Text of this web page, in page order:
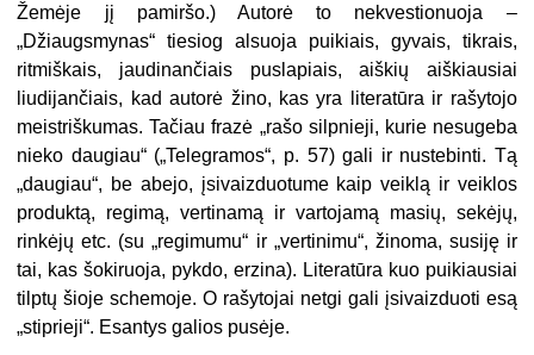
Žemėje jį pamiršo.) Autorė to nekvestionuoja –
„Džiaugsmynas“ tiesiog alsuoja puikiais, gyvais, tikrais,
ritmiškais, jaudinančiais puslapiais, aiškių aiškiausiai
liudijančiais, kad autorė žino, kas yra literatūra ir rašytojo
meistriškumas. Tačiau frazė „rašo silpnieji, kurie nesugeba
nieko daugiau“ („Telegramos“, p. 57) gali ir nustebinti. Tą
„daugiau“, be abejo, įsivaizduotume kaip veiklą ir veiklos
produktą, regimą, vertinamą ir vartojamą masių, sekėjų,
rinkėjų etc. (su „regimumu“ ir „vertinimu“, žinoma, susiję ir
tai, kas šokiruoja, pykdo, erzina). Literatūra kuo puikiausiai
tilptų šioje schemoje. O rašytojai netgi gali įsivaizduoti esą
„stiprieji“. Esantys galios pusėje.